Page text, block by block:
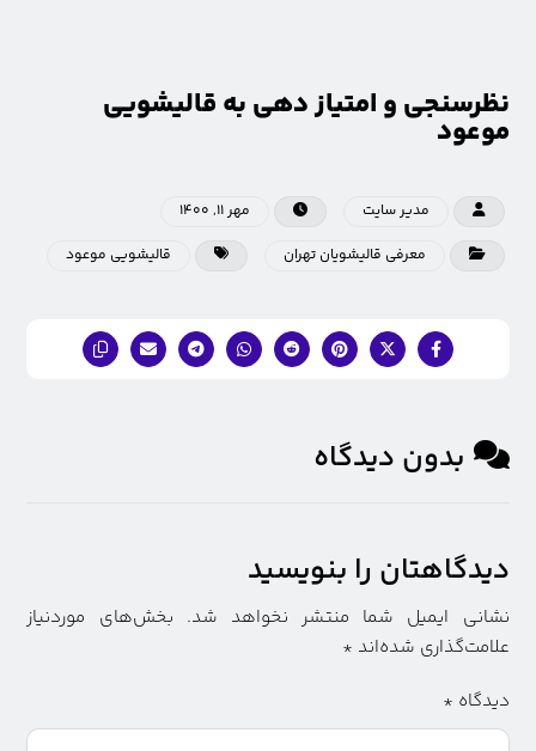
نظرسنجی و امتیاز دهی به قالیشویی
موعود
مدیر سایت
مهر ۱۱, ۱۴۰۰
معرفی قالیشویان تهران
قاليشويی موعود
بدون دیدگاه
دیدگاهتان را بنویسید
نشانی ایمیل شما منتشر نخواهد شد. بخش‌های موردنیاز
علامت‌گذاری شده‌اند *
دیدگاه *